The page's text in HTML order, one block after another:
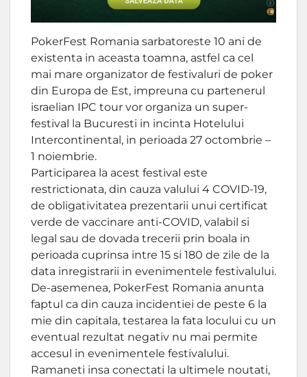
PokerFest Romania sarbatoreste 10 ani de
existenta in aceasta toamna, astfel ca cel
mai mare organizator de festivaluri de poker
din Europa de Est, impreuna cu partenerul
israelian IPC tour vor organiza un super-
festival la Bucuresti in incinta Hotelului
Intercontinental, in perioada 27 octombrie –
1 noiembrie.
Participarea la acest festival este
restrictionata, din cauza valului 4 COVID-19,
de obligativitatea prezentarii unui certificat
verde de vaccinare anti-COVID, valabil si
legal sau de dovada trecerii prin boala in
perioada cuprinsa intre 15 si 180 de zile de la
data inregistrarii in evenimentele festivalului.
De-asemenea, PokerFest Romania anunta
faptul ca din cauza incidentiei de peste 6 la
mie din capitala, testarea la fata locului cu un
eventual rezultat negativ nu mai permite
accesul in evenimentele festivalului.
Ramaneti insa conectati la ultimele noutati,